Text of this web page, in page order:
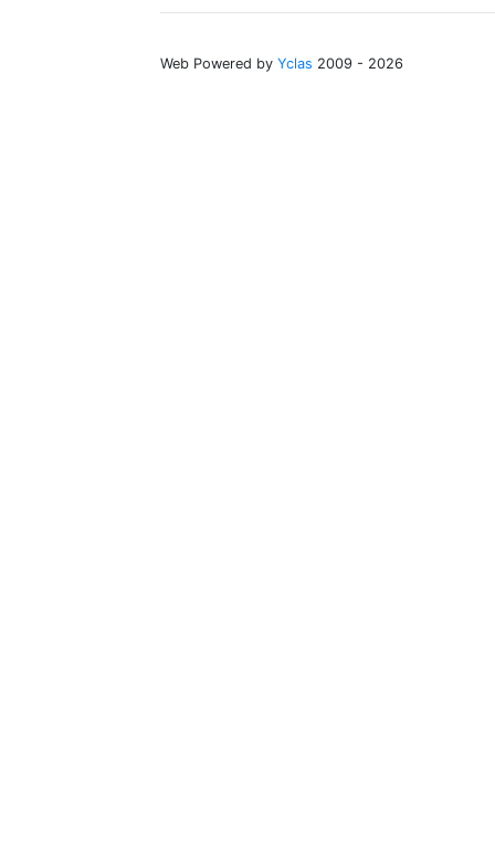
Web Powered by Yclas 2009 - 2026